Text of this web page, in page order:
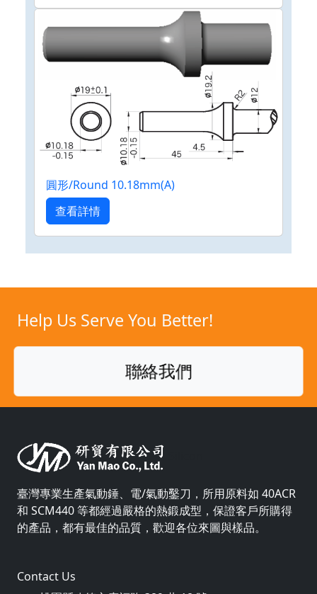
圓形/Round 10.18mm(A)
查看詳情
Help Us Serve You Better!
聯絡我們
臺灣專業生產氣動錘、電/氣動鑿刀，所用原料如 40ACR
和 SCM440 等都經過嚴格的熱鍛成型，保證客戶所購得
的產品，都有最佳的品質，歡迎各位來圖與樣品。
Contact Us